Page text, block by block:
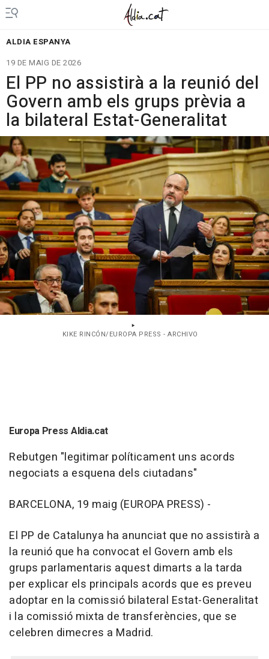
ALDIA ESPANYA
19 DE MAIG DE 2026
El PP no assistirà a la reunió del
Govern amb els grups prèvia a
la bilateral Estat-Generalitat
KIKE RINCÓN/EUROPA PRESS - ARCHIVO
Europa Press Aldia.cat
Rebutgen "legitimar políticament uns acords
negociats a esquena dels ciutadans"
BARCELONA, 19 maig (EUROPA PRESS) -
El PP de Catalunya ha anunciat que no assistirà a
la reunió que ha convocat el Govern amb els
grups parlamentaris aquest dimarts a la tarda
per explicar els principals acords que es preveu
adoptar en la comissió bilateral Estat-Generalitat
i la comissió mixta de transferències, que se
celebren dimecres a Madrid.